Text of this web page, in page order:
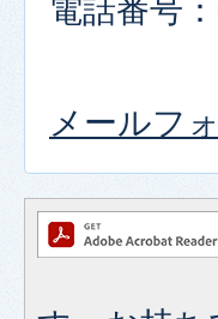
電話番号
メールフ